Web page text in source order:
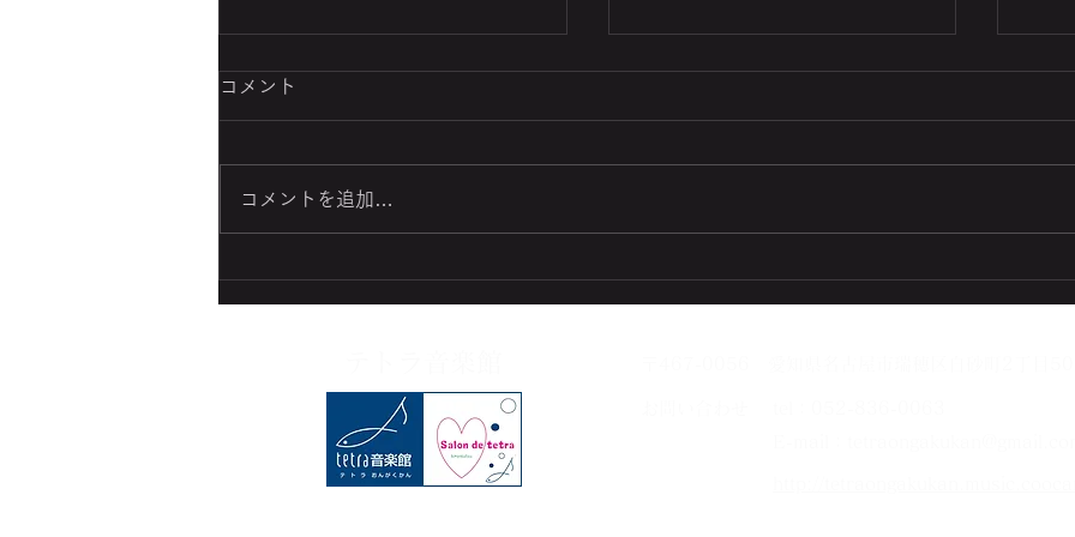
THE ONE AND ONLY
と音楽で、くつろぎのひとときを
♪💕 名古屋ルーセントタワー40階
スケジュールです。 本日
コメント
コメントを追加…